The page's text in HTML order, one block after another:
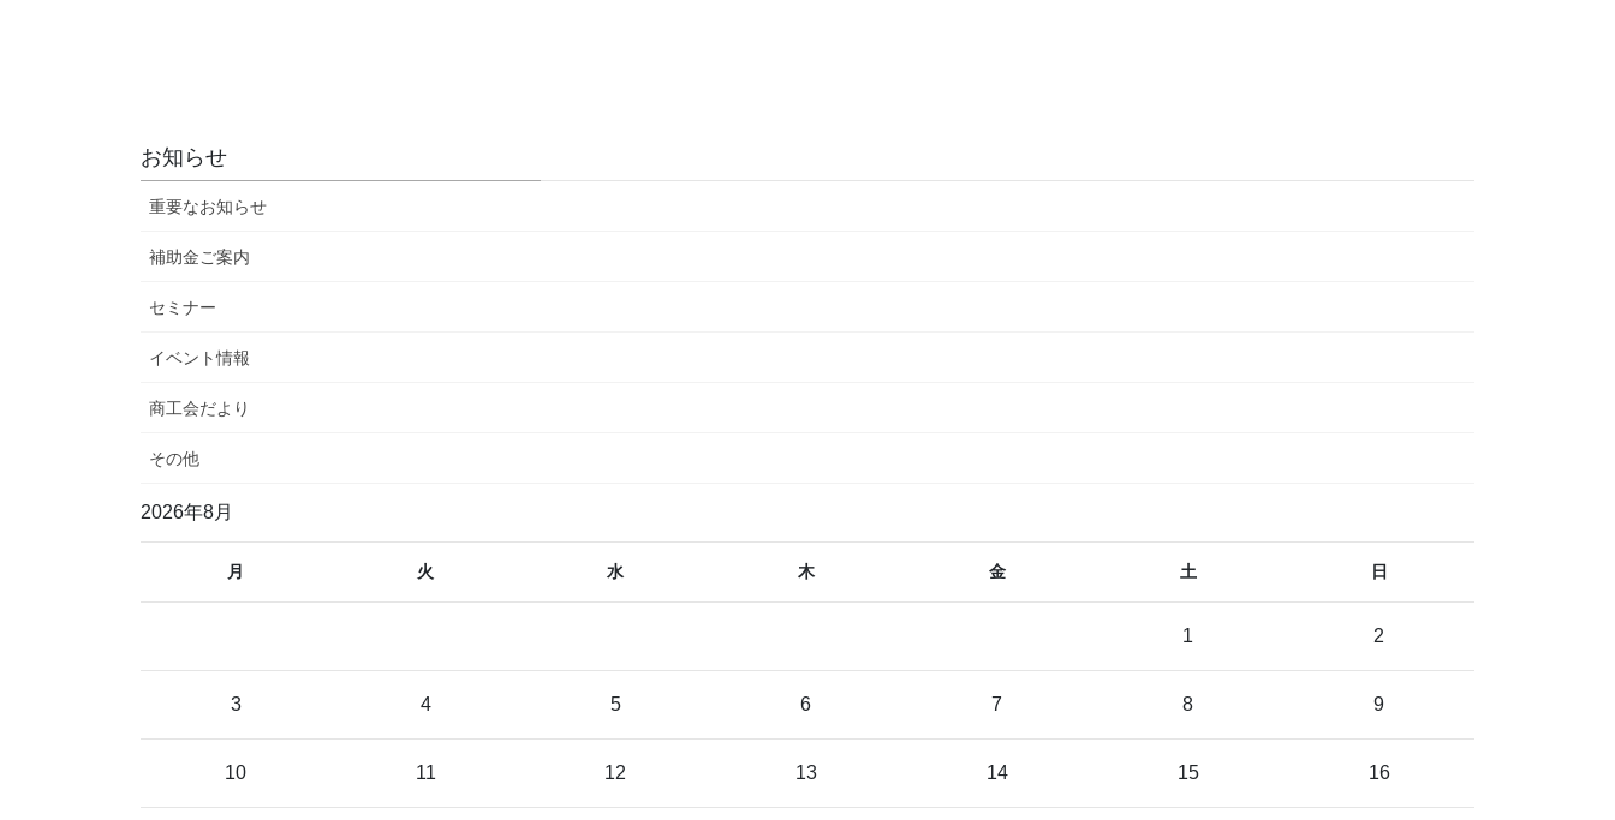
お知らせ
重要なお知らせ
補助金ご案内
セミナー
イベント情報
商工会だより
その他
2026年8月
月 火 水 木 金 土 日
1 2
3 4 5 6 7 8 9
10 11 12 13 14 15 16